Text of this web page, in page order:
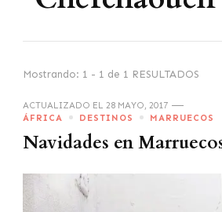
Mostrando: 1 - 1 de 1 RESULTADOS
ACTUALIZADO EL 28 MAYO, 2017
ÁFRICA
DESTINOS MARRUECOS
Navidades en